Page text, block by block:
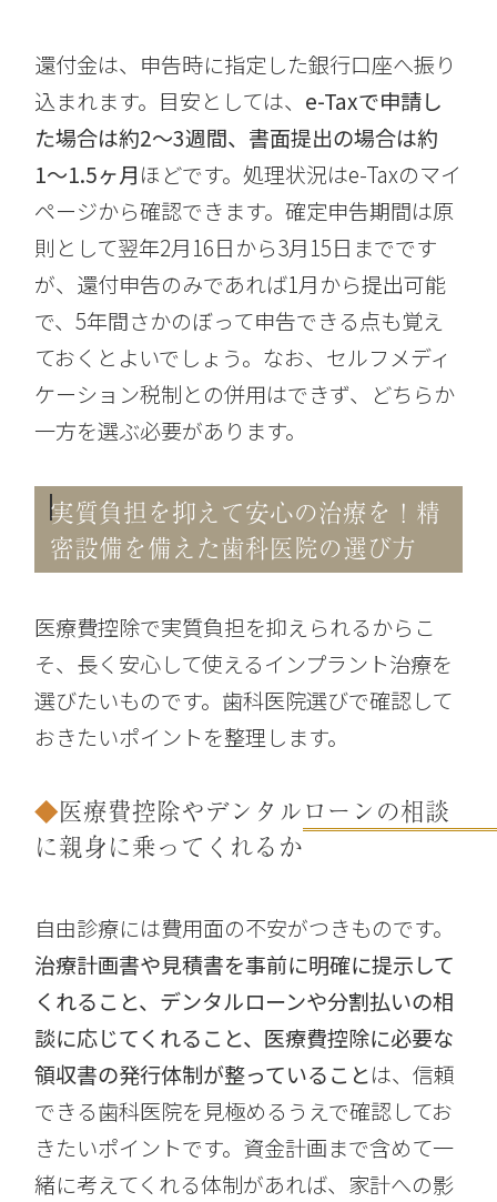
還付金は、申告時に指定した銀行口座へ振り
込まれます。目安としては、 e-Taxで申請し
た場合は約2〜3週間、書面提出の場合は約
1〜1.5ヶ月ほどです。処理状況はe-Taxのマイ
ページから確認できます。確定申告期間は原
則として翌年2月16日から3月15日までです
が、還付申告のみであれば1月から提出可能
で、5年間さかのぼって申告できる点も覚え
ておくとよいでしょう。なお、セルフメディ
ケーション税制との併用はできず、どちらか
一方を選ぶ必要があります。
実質負担を抑えて安心の治療を！精
密設備を備えた歯科医院の選び方
医療費控除で実質負担を抑えられるからこ
そ、長く安心して使えるインプラント治療を
選びたいものです。歯科医院選びで確認して
おきたいポイントを整理します。
医療費控除やデンタルローンの相談
に親身に乗ってくれるか
自由診療には費用面の不安がつきものです。
治療計画書や見積書を事前に明確に提示して
くれること、デンタルローンや分割払いの相
談に応じてくれること、医療費控除に必要な
領収書の発行体制が整っていることは、信頼
できる歯科医院を見極めるうえで確認してお
きたいポイントです。資金計画まで含めて一
緒に考えてくれる体制があれば、家計への影